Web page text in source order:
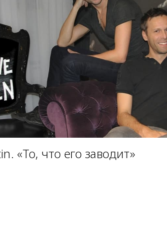
«То, что его заводит»